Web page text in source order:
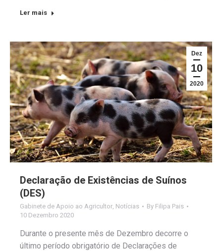
Ler mais
Dez
10
2020
Declaração de Existências de Suínos
(DES)
Gabinete de Apoio ao Agricultor Notícias By Filipa Pais
10 Dezembro 2020
Durante o presente mês de Dezembro decorre o
último período obrigatório de Declarações de